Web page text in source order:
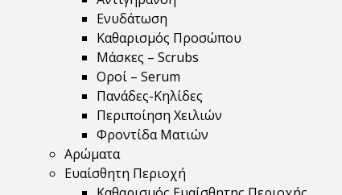
Ενυδάτωση
Καθαρισμός Προσώπου
Μάσκες – Scrubs
Οροί – Serum
Πανάδες-Κηλίδες
Περιποίηση Χειλιών
Φροντίδα Ματιών
Αρώματα
Ευαίσθητη Περιοχή